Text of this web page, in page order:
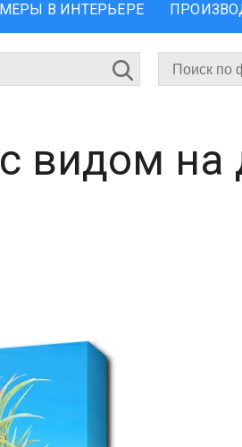
В ИНТЕРЬЕРЕ
видом